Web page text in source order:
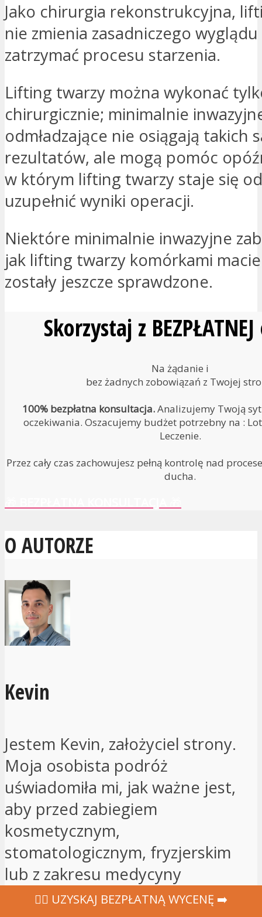
Jako chirurgia rekonstrukcyjna,
nie zmienia zasadniczego
zatrzymać procesu starzenia.
Lifting twarzy można wykonać
chirurgicznie; minimalnie
odmładzające nie osiągają takich
rezultatów, ale mogą pomóc
w którym lifting twarzy staje się
uzupełnić wyniki operacji.
Niektóre minimalnie inwazyjne
jak lifting twarzy komórkami
zostały jeszcze sprawdzone.
Skorzystaj z
Na żądanie i
bez żadnych zobowiązań z Twojej
100% bezpłatna konsultacja.Analizujemy Twoją
oczekiwania. Oszacujemy budżet potrzebny na :
Leczenie.
Przez cały czas zachowujesz pełną kontrolę nad
ducha.
O AUTORZE
Kevin
Jestem Kevin, założyciel strony.
Moja osobista podróż
uświadomiła mi, jak ważne jest,
aby przed zabiegiem
kosmetycznym,
stomatologicznym, fryzjerskim
lub z zakresu medycyny
reprodukcyjnej być dobrze
‍👩‍⚕ UZYSKAJ BEZPŁATNĄ WYCENĘ ➡️